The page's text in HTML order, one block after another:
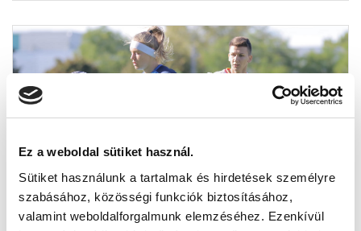
Ez a weboldal sütiket használ.
Sütiket használunk a tartalmak és hirdetések személyre
szabásához, közösségi funkciók biztosításához,
valamint weboldalforgalmunk elemzéséhez. Ezenkívül